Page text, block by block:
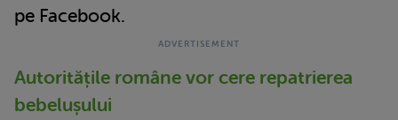
pe Facebook.
Autoritățile române vor cere repatrierea
bebelușului